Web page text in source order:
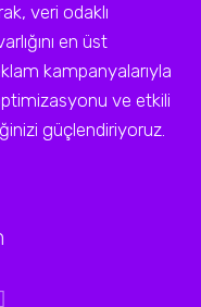
veri odaklı
en üst
kampanyalarıyla
ve etkili
güçlendiriyoruz.